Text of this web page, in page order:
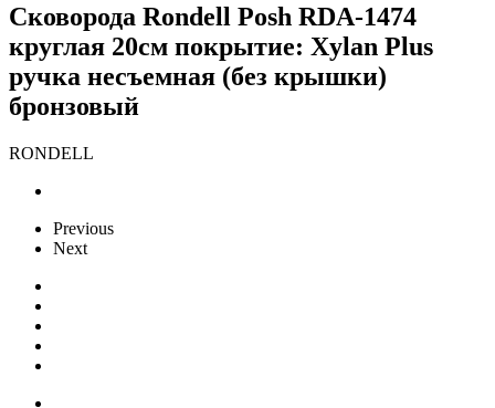
Сковорода Rondell Posh RDA-1474
круглая 20см покрытие: Xylan Plus
ручка несъемная (без крышки)
бронзовый
RONDELL
Previous
Next